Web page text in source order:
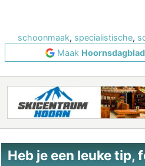
schoonmaak, specialistische,
Maak Hoornsdagblad
Heb je een leuke tip,